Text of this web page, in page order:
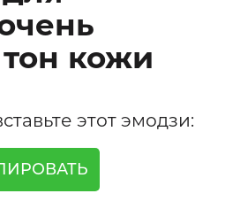
кожи
этот эмодзи: